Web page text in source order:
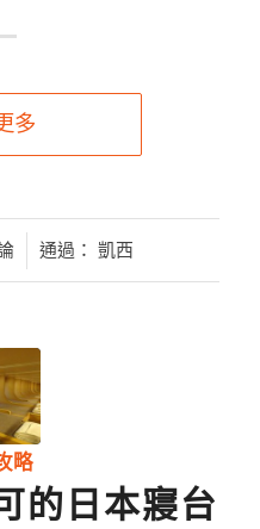
多
通過：凱西
略
的日本寢台